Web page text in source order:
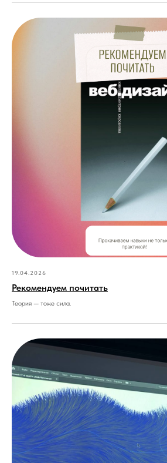
19.04.2026
Рекомендуем почитать
Теория — тоже сила.